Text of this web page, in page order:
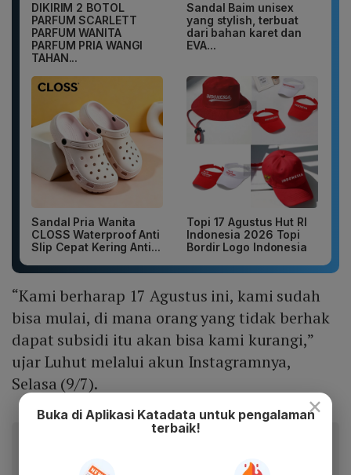
DIKIRIM 2 BOTOL
PARFUM SCARLETT
PARFUM WANITA
PARFUM PRIA WANGI
TAHAN...
Sandal Baim unisex
yang stylish, terbuat
dari bahan karet dan
EVA...
Sandal Pria Wanita
CLOSS Waterproof Anti
Slip Cepat Kering Anti...
Topi 17 Agustus Hut RI
Indonesia 2026 Topi
Bordir Logo Indonesia
“Kami berharap 17 Agustus ini, kami sudah
bisa mulai, di mana orang yang tidak berhak
dapat subsidi itu akan bisa kami kurangi,”
ujar Luhut melalui akun Instagramnya,
Selasa (9/7).
Dapatkan pengalaman membaca lebih nyaman dan nikmati
×
Buka di Aplikasi Katadata untuk pengalaman
terbaik!